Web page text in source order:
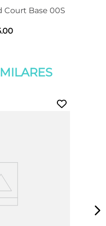
Court Base 00S
.00